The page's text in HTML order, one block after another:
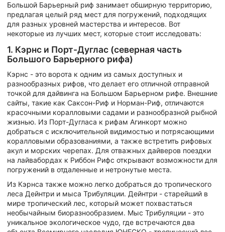
Большой Барьерный риф занимает обширную территорию,
предлагая целый ряд мест для погружений, подходящих
для разных уровней мастерства и интересов. Вот
некоторые из лучших мест, которые стоит исследовать:
1. Кэрнс и Порт-Дуглас (северная часть
Большого Барьерного рифа)
Кэрнс - это ворота к одним из самых доступных и
разнообразных рифов, что делает его отличной отправной
точкой для дайвинга на Большом Барьерном рифе. Внешние
сайты, такие как Саксон-Риф и Норман-Риф, отличаются
красочными коралловыми садами и разнообразной рыбной
жизнью. Из Порт-Дугласа к рифам Агинкорт можно
добраться с исключительной видимостью и потрясающими
коралловыми образованиями, а также встретить рифовых
акул и морских черепах. Для отважных дайверов поездки
на лайвабордах к Риббон Рифс открывают возможности для
погружений в отдаленные и нетронутые места.
Из Кэрнса также можно легко добраться до тропического
леса Дейнтри и мыса Трибуляции. Дейнтри - старейший в
мире тропический лес, который может похвастаться
необычайным биоразнообразием. Мыс Трибуляции - это
уникальное экологическое чудо, где встречаются два